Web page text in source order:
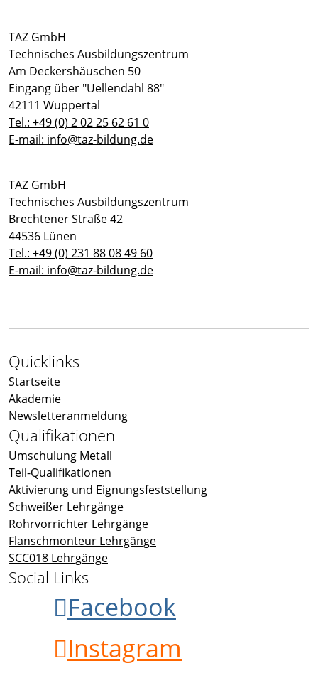
TAZ GmbH
Technisches Ausbildungszentrum
Am Deckershäuschen 50
Eingang über "Uellendahl 88"
42111 Wuppertal
Tel.: +49 (0) 2 02 25 62 61 0
E-mail: info@taz-bildung.de
TAZ GmbH
Technisches Ausbildungszentrum
Brechtener Straße 42
44536 Lünen
Tel.: +49 (0) 231 88 08 49 60
E-mail: info@taz-bildung.de
Quicklinks
Startseite
Akademie
Newsletteranmeldung
Qualifikationen
Umschulung Metall
Teil-Qualifikationen
Aktivierung und Eignungsfeststellung
Schweißer Lehrgänge
Rohrvorrichter Lehrgänge
Flanschmonteur Lehrgänge
SCC018 Lehrgänge
Social Links
Facebook
Instagram